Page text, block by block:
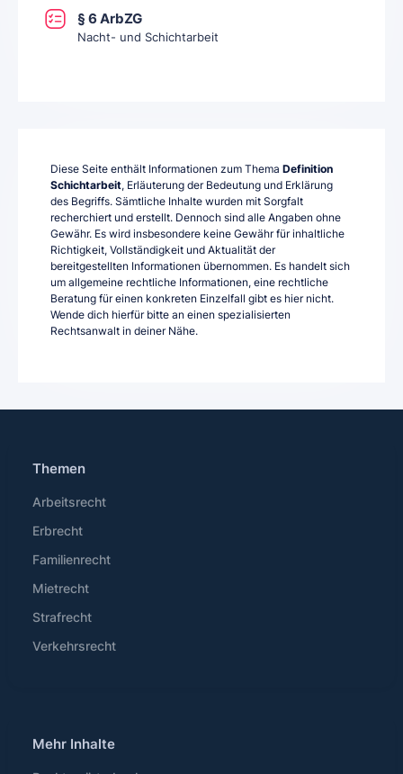
§ 6 ArbZG
Nacht- und Schichtarbeit
Diese Seite enthält Informationen zum Thema Definition
Schichtarbeit, Erläuterung der Bedeutung und Erklärung
des Begriffs. Sämtliche Inhalte wurden mit Sorgfalt
recherchiert und erstellt. Dennoch sind alle Angaben ohne
Gewähr. Es wird insbesondere keine Gewähr für inhaltliche
Richtigkeit, Vollständigkeit und Aktualität der
bereitgestellten Informationen übernommen. Es handelt sich
um allgemeine rechtliche Informationen, eine rechtliche
Beratung für einen konkreten Einzelfall gibt es hier nicht.
Wende dich hierfür bitte an einen spezialisierten
Rechtsanwalt in deiner Nähe.
Themen
Arbeitsrecht
Erbrecht
Familienrecht
Mietrecht
Strafrecht
Verkehrsrecht
Mehr Inhalte